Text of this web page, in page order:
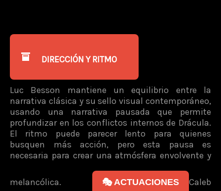
DIRECCIÓN Y RITMO
Luc Besson mantiene un equilibrio entre la
narrativa clásica y su sello visual contemporáneo,
usando una narrativa pausada que permite
profundizar en los conflictos internos de Drácula.
El ritmo puede parecer lento para quienes
busquen más acción, pero esta pausa es
necesaria para crear una atmósfera envolvente y
melancólica. 🎭 ACTUACIONES Caleb